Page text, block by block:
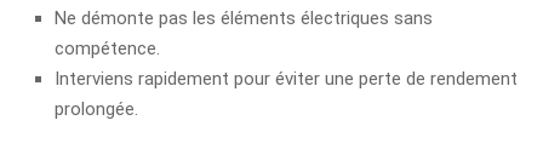
Ne démonte pas les éléments électriques sans
compétence.
Interviens rapidement pour éviter une perte de rendement
prolongée.